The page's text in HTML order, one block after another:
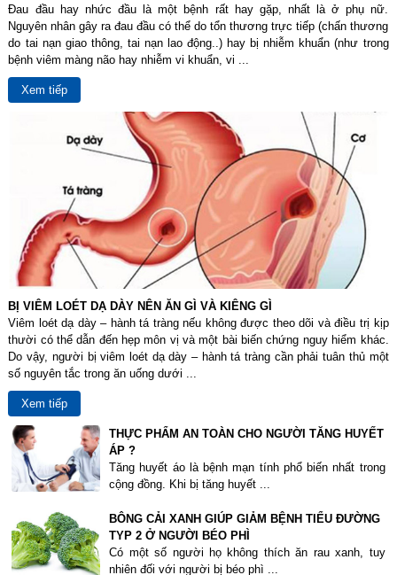
Đau đầu hay nhức đầu là một bệnh rất hay gặp, nhất là ở phụ nữ.
Nguyên nhân gây ra đau đầu có thể do tổn thương trực tiếp (chấn thương
do tai nạn giao thông, tai nạn lao động..) hay bị nhiễm khuẩn (như trong
bệnh viêm màng não hay nhiễm vi khuẩn, vi ...
Xem tiếp
BỊ VIÊM LOÉT DẠ DÀY NÊN ĂN GÌ VÀ KIÊNG GÌ
Viêm loét dạ dày – hành tá tràng nếu không được theo dõi và điều trị kịp
thười có thể dẫn đến hẹp môn vị và một bài biến chứng nguy hiểm khác.
Do vậy, người bị viêm loét dạ dày – hành tá tràng cần phải tuân thủ một
số nguyên tắc trong ăn uống dưới ...
Xem tiếp
THỰC PHẨM AN TOÀN CHO NGƯỜI TĂNG HUYẾT
ÁP ?
Tăng huyết áo là bệnh mạn tính phổ biến nhất trong
cộng đồng. Khi bị tăng huyết ...
BÔNG CẢI XANH GIÚP GIẢM BỆNH TIỂU ĐƯỜNG
TYP 2 Ở NGƯỜI BÉO PHÌ
Có một số người họ không thích ăn rau xanh, tuy
nhiên đối với người bị béo phì ...